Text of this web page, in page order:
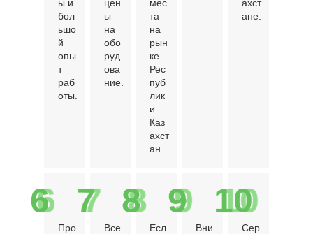
ы и
бол
ьшо
й
опы
т
раб
оты.
цен
ы
на
обо
руд
ова
ние.
мес
та
на
рын
ке
Рес
пуб
лик
и
Каз
ахст
ан.
ахст
ане.
6
Про
7
Все
8
Есл
9
Вни
10
Сер